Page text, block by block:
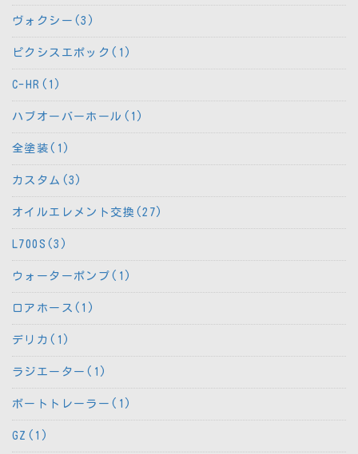
ヴォクシー(3)
ピクシスエポック(1)
C-HR(1)
ハブオーバーホール(1)
全塗装(1)
カスタム(3)
オイルエレメント交換(27)
L700S(3)
ウォーターポンプ(1)
ロアホース(1)
デリカ(1)
ラジエーター(1)
ボートトレーラー(1)
GZ(1)